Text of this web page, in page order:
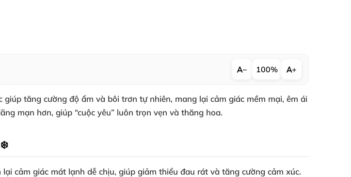
− 100% +
tăng cường độ ẩm và bôi trơn tự nhiên, mang lại cảm giác mềm mại, êm ái
mạn hơn, giúp “cuộc yêu” luôn trọn vẹn và thăng hoa.
❄️
cảm giác mát lạnh dễ chịu, giúp giảm thiểu đau rát và tăng cường cảm xúc.